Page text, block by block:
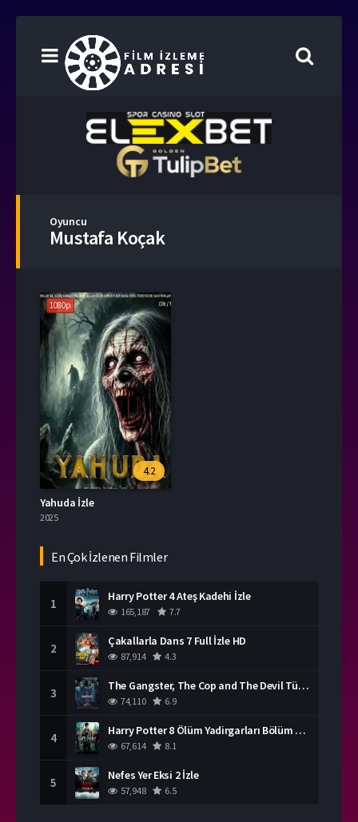
Oyuncu
Mustafa Koçak
1080p
4.2
Yahuda İzle
2025
En Çok İzlenen Filmler
1 Harry Potter 4 Ateş Kadehi İzle
165,187 7.7
2 Çakallarla Dans 7 Full İzle HD
87,914 4.3
3 The Gangster, The Cop and The Devil Türkçe Dublaj İzle
74,110 6.9
4 Harry Potter 8 Ölüm Yadirgarları Bölüm 2 İzle
67,614 8.1
5 Nefes Yer Eksi 2 İzle
57,948 6.5